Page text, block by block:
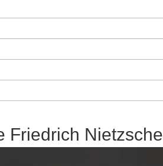
Friedrich Nietzsche